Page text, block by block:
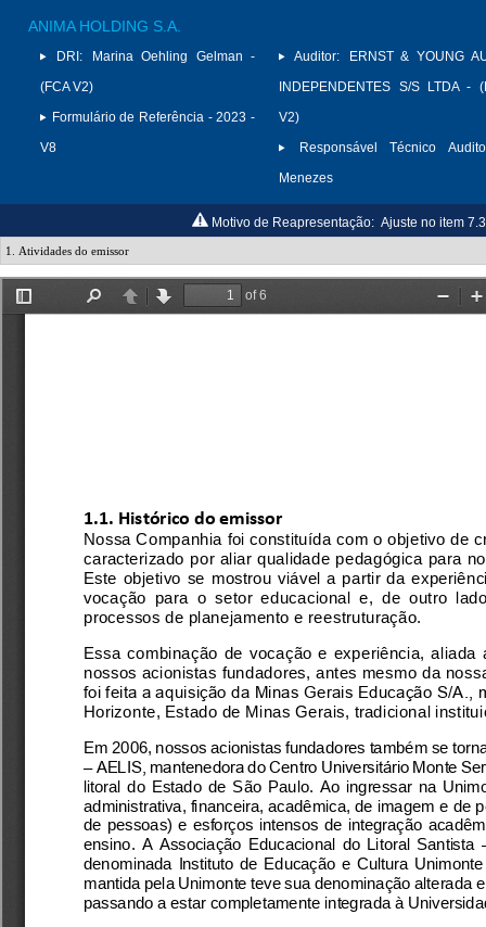
ANIMA HOLDING S.A.
DRI:
Marina Oehling Gelman -
(FCA V2)
Formulário de Referência - 2023 -
V8
Auditor:
ERNST & YOUNG
INDEPENDENTES S/S LTDA -
V2)
Responsável Técnico
Menezes
Motivo de Reapresentação: Ajuste no item